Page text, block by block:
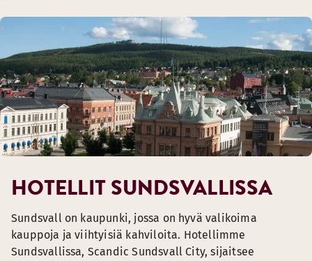
HOTELLIT SUNDSVALLISSA
Sundsvall on kaupunki, jossa on hyvä valikoima
kauppoja ja viihtyisiä kahviloita. Hotellimme
Sundsvallissa, Scandic Sundsvall City, sijaitsee